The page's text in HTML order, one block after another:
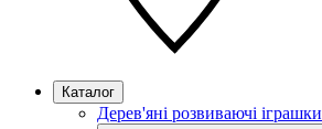
Каталог
Дерев'яні розвиваючі іграшки